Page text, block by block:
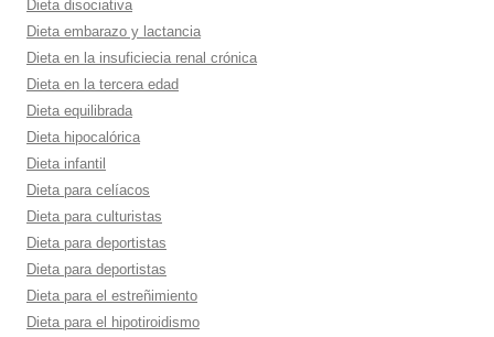
Dieta disociativa
Dieta embarazo y lactancia
Dieta en la insuficiecia renal crónica
Dieta en la tercera edad
Dieta equilibrada
Dieta hipocalórica
Dieta infantil
Dieta para celí­acos
Dieta para culturistas
Dieta para deportistas
Dieta para deportistas
Dieta para el estreñimiento
Dieta para el hipotiroidismo